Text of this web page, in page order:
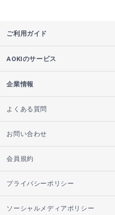
ご利用ガイド
AOKIのサービス
企業情報
よくある質問
お問い合わせ
会員規約
プライバシーポリシー
ソーシャルメディアポリシー